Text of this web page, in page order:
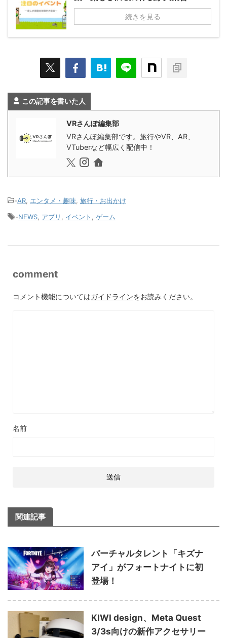
続きを見る
この記事を書いた人
VRさんぽ編集部
VRさんぽ編集部です。旅行やVR、AR、
VTuberなど幅広く配信中！
-AR, エンタメ・趣味, 旅行・お出かけ
-NEWS, アプリ , イベント , ゲーム
comment
コメント機能についてはガイドラインをお読みください。
名前
関連記事
バーチャルタレント「キズナ
アイ」がフォートナイトに初
登場！
KIWI design、Meta Quest
3/3s向けの新作アクセサリー